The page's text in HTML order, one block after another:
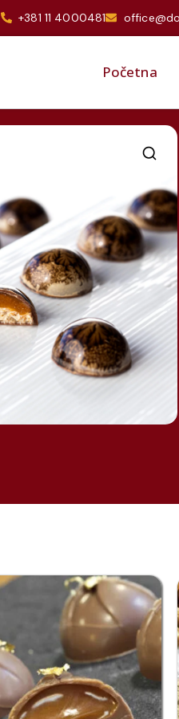
+381 11 4000481
Početna